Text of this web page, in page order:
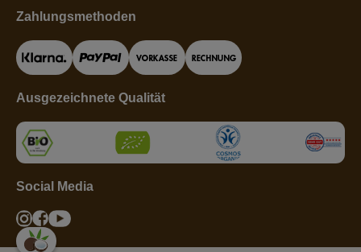
Zahlungsmethoden
Ausgezeichnete Qualität
Social Media